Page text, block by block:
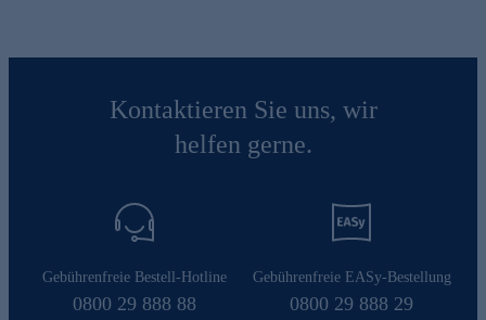
Kontaktieren Sie uns, wir
helfen gerne.
Gebührenfreie Bestell-Hotline
0800 29 888 88
Gebührenfreie EASy-Bestellung
0800 29 888 29